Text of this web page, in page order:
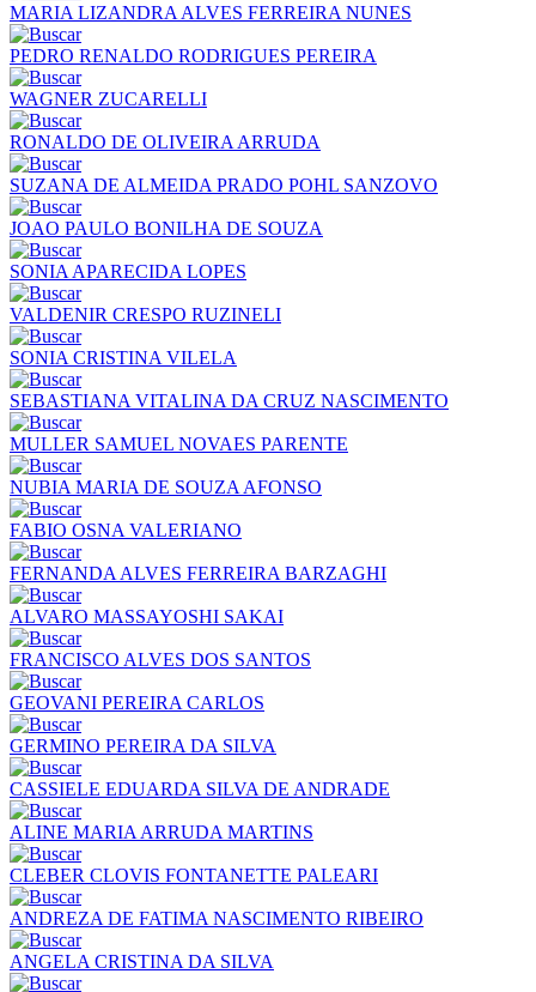
MARIA LIZANDRA ALVES FERREIRA NUNES
PEDRO RENALDO RODRIGUES PEREIRA
WAGNER ZUCARELLI
RONALDO DE OLIVEIRA ARRUDA
SUZANA DE ALMEIDA PRADO POHL SANZOVO
JOAO PAULO BONILHA DE SOUZA
SONIA APARECIDA LOPES
VALDENIR CRESPO RUZINELI
SONIA CRISTINA VILELA
SEBASTIANA VITALINA DA CRUZ NASCIMENTO
MULLER SAMUEL NOVAES PARENTE
NUBIA MARIA DE SOUZA AFONSO
FABIO OSNA VALERIANO
FERNANDA ALVES FERREIRA BARZAGHI
ALVARO MASSAYOSHI SAKAI
FRANCISCO ALVES DOS SANTOS
GEOVANI PEREIRA CARLOS
GERMINO PEREIRA DA SILVA
CASSIELE EDUARDA SILVA DE ANDRADE
ALINE MARIA ARRUDA MARTINS
CLEBER CLOVIS FONTANETTE PALEARI
ANDREZA DE FATIMA NASCIMENTO RIBEIRO
ANGELA CRISTINA DA SILVA